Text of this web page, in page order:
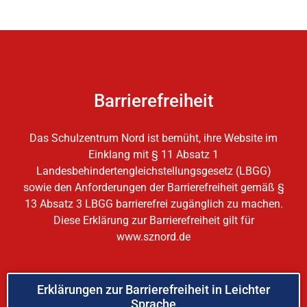
Barrierefreiheit
Das Schulzentrum Nord ist bemüht, ihre Website im
Einklang mit § 11 Absatz 1
Landesbehindertengleichstellungsgesetz (LBGG)
sowie den Anforderungen der Barrierefreiheit gemäß §
13 Absatz 3 LBGG barrierefrei zugänglich zu machen.
Diese Erklärung zur Barrierefreiheit gilt für
www.sznord.de
Erklärungen zur Barrierefreiheit in Leichter
Sprache